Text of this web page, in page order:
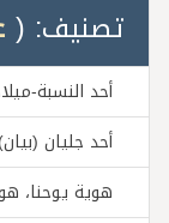
تصنيف: (
أحد النسبة-
أحد جليان
هوية يوحنا،